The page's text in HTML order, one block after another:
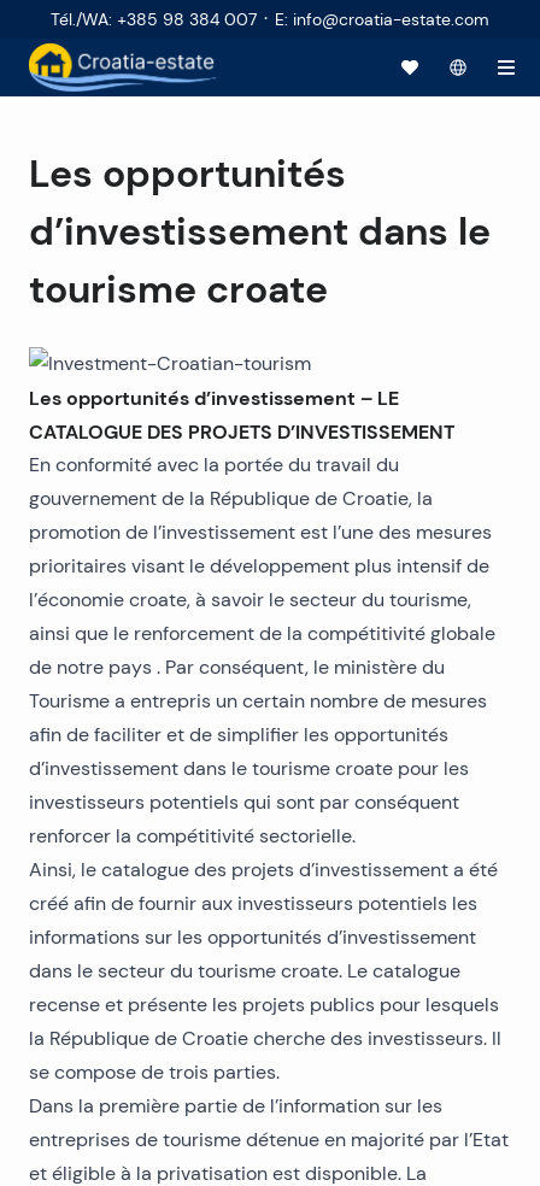
Tél./WA: +385 98 384 007 · E: info@croatia-estate.com
Les opportunités
d’investissement dans le
tourisme croate
Les opportunités d’investissement – LE
CATALOGUE DES PROJETS D’INVESTISSEMENT
En conformité avec la portée du travail du
gouvernement de la République de Croatie, la
promotion de l’investissement est l’une des mesures
prioritaires visant le développement plus intensif de
l’économie croate, à savoir le secteur du tourisme,
ainsi que le renforcement de la compétitivité globale
de notre pays . Par conséquent, le ministère du
Tourisme a entrepris un certain nombre de mesures
afin de faciliter et de simplifier les opportunités
d’investissement dans le tourisme croate pour les
investisseurs potentiels qui sont par conséquent
renforcer la compétitivité sectorielle.
Ainsi, le catalogue des projets d’investissement a été
créé afin de fournir aux investisseurs potentiels les
informations sur les opportunités d’investissement
dans le secteur du tourisme croate. Le catalogue
recense et présente les projets publics pour lesquels
la République de Croatie cherche des investisseurs. Il
se compose de trois parties.
Dans la première partie de l’information sur les
entreprises de tourisme détenue en majorité par l’Etat
et éligible à la privatisation est disponible. La